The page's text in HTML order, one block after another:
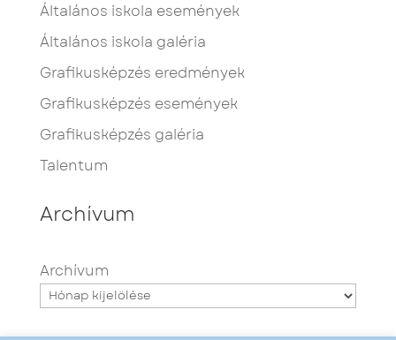
Általános iskola események
Általános iskola galéria
Grafikusképzés eredmények
Grafikusképzés események
Grafikusképzés galéria
Talentum
Archívum
Archívum